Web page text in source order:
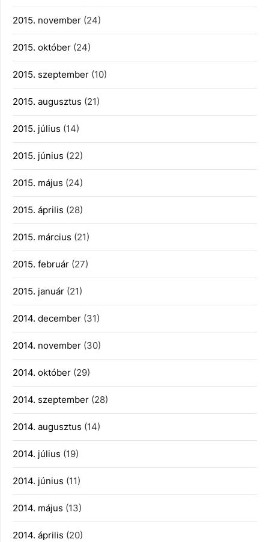
2015. november (24)
2015. október (24)
2015. szeptember (10)
2015. augusztus (21)
2015. július (14)
2015. június (22)
2015. május (24)
2015. április (28)
2015. március (21)
2015. február (27)
2015. január (21)
2014. december (31)
2014. november (30)
2014. október (29)
2014. szeptember (28)
2014. augusztus (14)
2014. július (19)
2014. június (11)
2014. május (13)
2014. április (20)